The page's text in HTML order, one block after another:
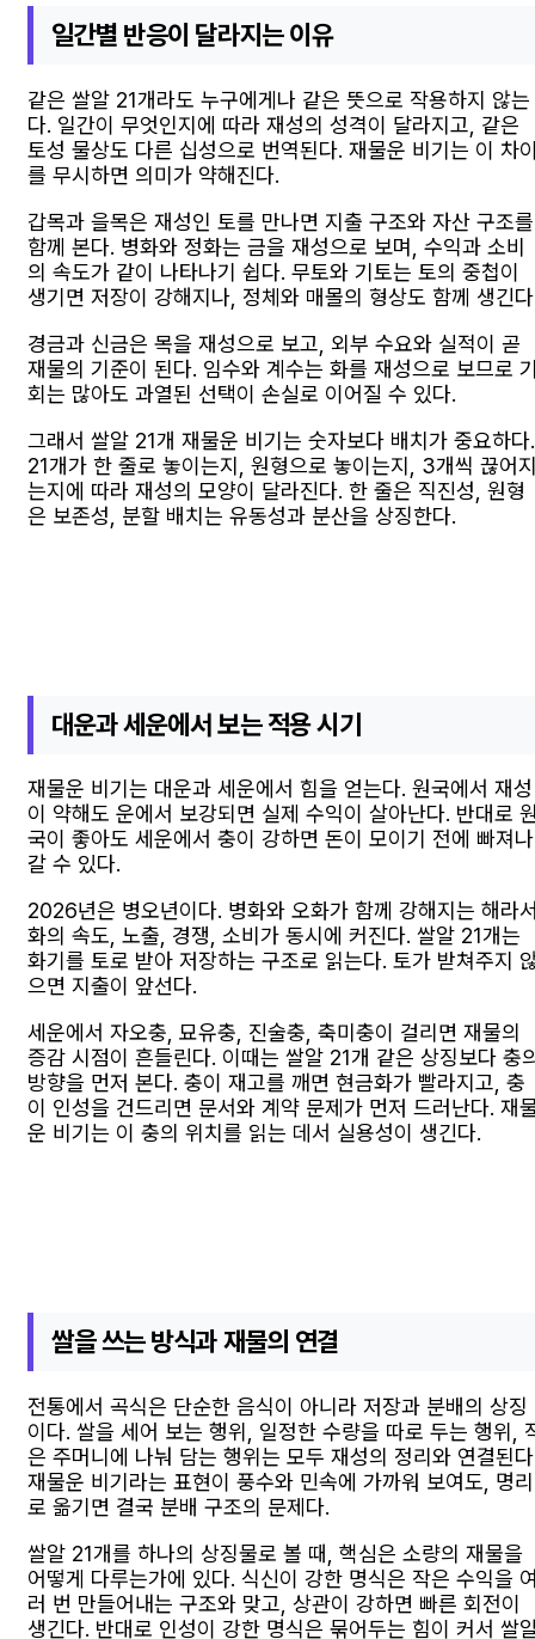
일간별 반응이 달라지는 이유
같은 쌀알 21개라도 누구에게나 같은 뜻으로 작용하지 않는
다. 일간이 무엇인지에 따라 재성의 성격이 달라지고, 같은
토성 물상도 다른 십성으로 번역된다. 재물운 비기는 이 차
를 무시하면 의미가 약해진다.
갑목과 을목은 재성인 토를 만나면 지출 구조와 자산 구조를
함께 본다. 병화와 정화는 금을 재성으로 보며, 수익과 소비
의 속도가 같이 나타나기 쉽다. 무토와 기토는 토의 중첩이
생기면 저장이 강해지나, 정체와 매몰의 형상도 함께 생긴
경금과 신금은 목을 재성으로 보고, 외부 수요와 실적이 곧
재물의 기준이 된다. 임수와 계수는 화를 재성으로 보므로
회는 많아도 과열된 선택이 손실로 이어질 수 있다.
그래서 쌀알 21개 재물운 비기는 숫자보다 배치가 중요하다.
21개가 한 줄로 놓이는지, 원형으로 놓이는지, 3개씩 끊어
는지에 따라 재성의 모양이 달라진다. 한 줄은 직진성, 원형
은 보존성, 분할 배치는 유동성과 분산을 상징한다.
대운과 세운에서 보는 적용 시기
재물운 비기는 대운과 세운에서 힘을 얻는다. 원국에서 재성
이 약해도 운에서 보강되면 실제 수익이 살아난다. 반대로
국이 좋아도 세운에서 충이 강하면 돈이 모이기 전에 빠져나
갈 수 있다.
2026년은 병오년이다. 병화와 오화가 함께 강해지는 해라
화의 속도, 노출, 경쟁, 소비가 동시에 커진다. 쌀알 21개는
화기를 토로 받아 저장하는 구조로 읽는다. 토가 받쳐주지
으면 지출이 앞선다.
세운에서 자오충, 묘유충, 진술충, 축미충이 걸리면 재물의
증감 시점이 흔들린다. 이때는 쌀알 21개 같은 상징보다 충
방향을 먼저 본다. 충이 재고를 깨면 현금화가 빨라지고, 충
이 인성을 건드리면 문서와 계약 문제가 먼저 드러난다. 재
운 비기는 이 충의 위치를 읽는 데서 실용성이 생긴다.
쌀을 쓰는 방식과 재물의 연결
전통에서 곡식은 단순한 음식이 아니라 저장과 분배의 상징
이다. 쌀을 세어 보는 행위, 일정한 수량을 따로 두는 행위,
은 주머니에 나눠 담는 행위는 모두 재성의 정리와 연결된
재물운 비기라는 표현이 풍수와 민속에 가까워 보여도, 명리
로 옮기면 결국 분배 구조의 문제다.
쌀알 21개를 하나의 상징물로 볼 때, 핵심은 소량의 재물을
어떻게 다루는가에 있다. 식신이 강한 명식은 작은 수익을
러 번 만들어내는 구조와 맞고, 상관이 강하면 빠른 회전이
생긴다. 반대로 인성이 강한 명식은 묶어두는 힘이 커서 쌀